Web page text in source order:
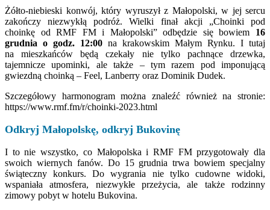
Żółto-niebieski konwój, który wyruszył z Małopolski, w jej sercu
zakończy niezwykłą podróż. Wielki finał akcji „Choinki pod
choinkę od RMF FM i Małopolski” odbędzie się bowiem 16
grudnia o godz. 12:00 na krakowskim Małym Rynku. I tutaj
na mieszkańców będą czekały nie tylko pachnące drzewka,
tajemnicze upominki, ale także – tym razem pod imponującą
gwiezdną choinką – Feel, Lanberry oraz Dominik Dudek.
Szczegółowy harmonogram można znaleźć również na stronie:
https://www.rmf.fm/r/choinki-2023.html
Odkryj Małopolskę, odkryj Bukovinę
I to nie wszystko, co Małopolska i RMF FM przygotowały dla
swoich wiernych fanów. Do 15 grudnia trwa bowiem specjalny
świąteczny konkurs. Do wygrania nie tylko cudowne widoki,
wspaniała atmosfera, niezwykłe przeżycia, ale także rodzinny
zimowy pobyt w hotelu Bukovina.